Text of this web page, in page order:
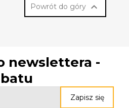
Powrót do góry 
newslettera -